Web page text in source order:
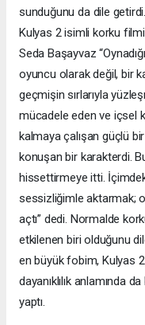
sunduğunu da dile
Kulyas 2 isimli korku
Seda Başayvaz
oyuncu olarak değil, bir
geçmişin sırlarıyla
mücadele eden ve içsel
kalmaya çalışan güçlü
konuşan bir karakterdi.
hissettirmeye itti.
sessizliğimle aktarmak;
açtı” dedi. Normalde
etkilenen biri olduğunu
en büyük fobim, Kulyas
dayanıklılık anlamında
yaptı.